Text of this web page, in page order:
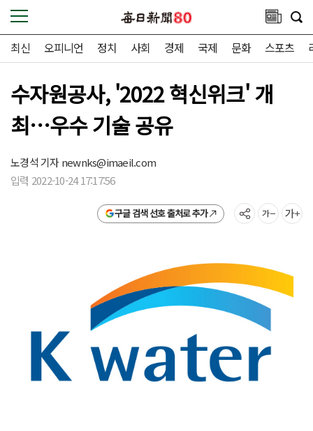
최신 오피니언 정치 사회 경제 국제 문화 스포츠
수자원공사, '2022 혁신위크' 개
최…우수 기술 공유
노경석 기자newnks@imaeil.com
입력 2022-10-24 17:17:56
구글 검색 선호 출처로 추가